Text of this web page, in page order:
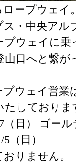
ープウェイ
・中央ア
プウェイに
口へと繋
プウェイ営
たしておりま
（日） ゴー
（日）
りません。